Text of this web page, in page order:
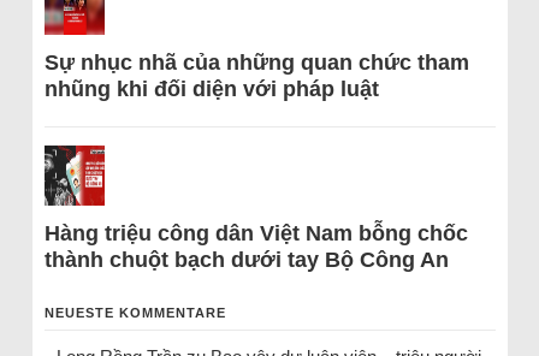
Sự nhục nhã của những quan chức tham
nhũng khi đối diện với pháp luật
Hàng triệu công dân Việt Nam bỗng chốc
thành chuột bạch dưới tay Bộ Công An
NEUESTE KOMMENTARE